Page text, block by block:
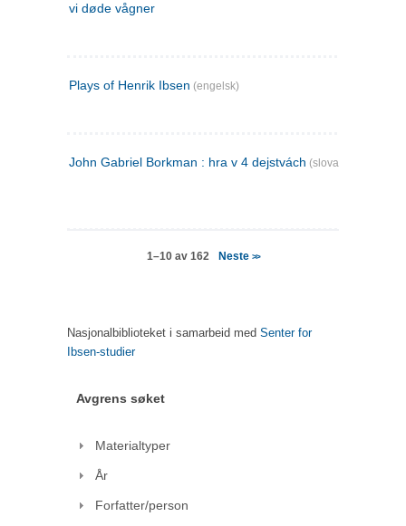
vi døde vågner
Plays of Henrik Ibsen (engelsk)
John Gabriel Borkman : hra v 4 dejstvách (slovakisk)
1–10 av 162 Neste >>
Nasjonalbiblioteket i samarbeid med Senter for
Ibsen-studier
Avgrens søket
Materialtyper
År
Forfatter/person